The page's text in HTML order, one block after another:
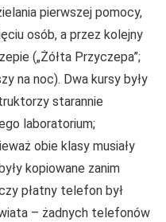
pierwszej pomocy,
osób, a przez kolejny
(„Żółta Przyczepa”;
na noc). Dwa kursy były
starannie
laboratorium;
obie klasy musiały
kopiowane zanim
płatny telefon był
– żadnych telefonów